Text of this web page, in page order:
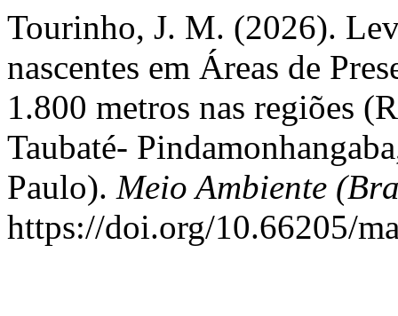
Tourinho, J. M. (2026).
nascentes em Áreas de
1.800 metros nas regiões
Taubaté-
Paulo). Meio Ambiente
https://doi.org/10.66205/